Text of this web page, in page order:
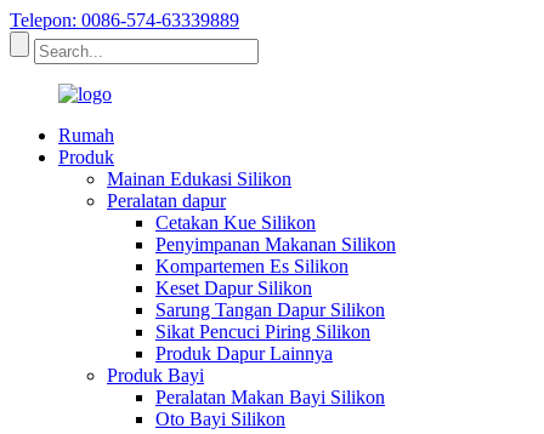
Telepon: 0086-574-63339889
Rumah
Produk
Mainan Edukasi Silikon
Peralatan dapur
Cetakan Kue Silikon
Penyimpanan Makanan Silikon
Kompartemen Es Silikon
Keset Dapur Silikon
Sarung Tangan Dapur Silikon
Sikat Pencuci Piring Silikon
Produk Dapur Lainnya
Produk Bayi
Peralatan Makan Bayi Silikon
Oto Bayi Silikon